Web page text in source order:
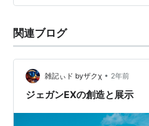
オン」 の組立が完了しました
み立ててみたかった…
関連ブログ
雑記ぃド byザクχ • 2年前
ジェガンEXの創造と展示